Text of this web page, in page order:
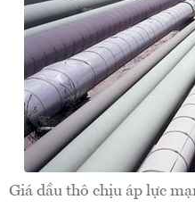
Giá dầu thô chịu áp lực